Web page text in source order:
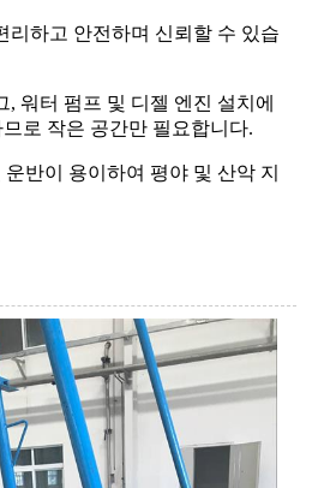
리하고 안전하며 신뢰할 수 있습
, 워터 펌프 및 디젤 엔진 설치에
로 작은 공간만 필요합니다.
반이 용이하여 평야 및 산악 지